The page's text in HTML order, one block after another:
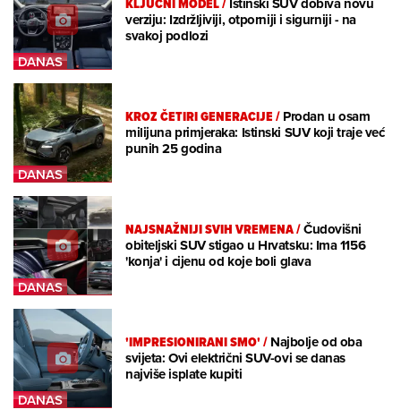
verziju: Izdržljiviji, otporniji i sigurniji - na
svakoj podlozi
KROZ ČETIRI GENERACIJE/Prodan u osam
milijuna primjeraka: Istinski SUV koji traje već
punih 25 godina
NAJSNAŽNIJI SVIH VREMENA/Čudovišni
obiteljski SUV stigao u Hrvatsku: Ima 1156
'konja' i cijenu od koje boli glava
'IMPRESIONIRANI SMO'/Najbolje od oba
svijeta: Ovi električni SUV-ovi se danas
najviše isplate kupiti